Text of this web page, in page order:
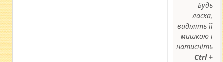
Будь
ласка,
виділіть її
мишкою і
натисніть
Ctrl +